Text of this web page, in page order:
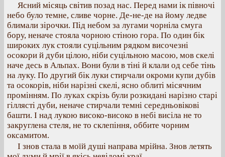
Ясний місяць світив позад нас. Перед нами ік півночі
небо було темне, сливе чорне. Де-не-де на йому ледве
блимали зірочки. Під небом за лугами чорніла смуга
бору, неначе стояла чорною стіною гора. По один бік
широких лук стояли суцільним рядком височезні
осокори й дуби цілою, ніби суцільною масою, мов скелі
наче десь в Альпах. Вони були в тіні й клали од себе тінь
на луку. По другий бік луки стирчали окроми купи дубів
та осокорів, ніби нарізні скелі, ясно облиті місячним
промінням. По луках скрізь були розкидані нарізно старі
гіллясті дуби, неначе стирчали темні середньовікові
башти. І над лукою високо-високо в небі висіла не то
закруглена стеля, не то склепіння, оббите чорним
оксамитом.
І знов стала в моїй душі направа мрійна. Знов летять